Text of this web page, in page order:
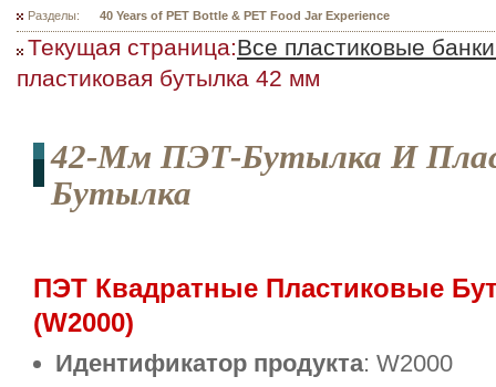
Разделы: 300 Mould Selections For Your PET Bottles
Текущая страница:Все пластиковые
пластиковая бутылка 42 мм
42-Мм ПЭТ-Бутылка И
Бутылка
ПЭТ Квадратные Пластиковые
(W2000)
Идентификатор продукта: W2000